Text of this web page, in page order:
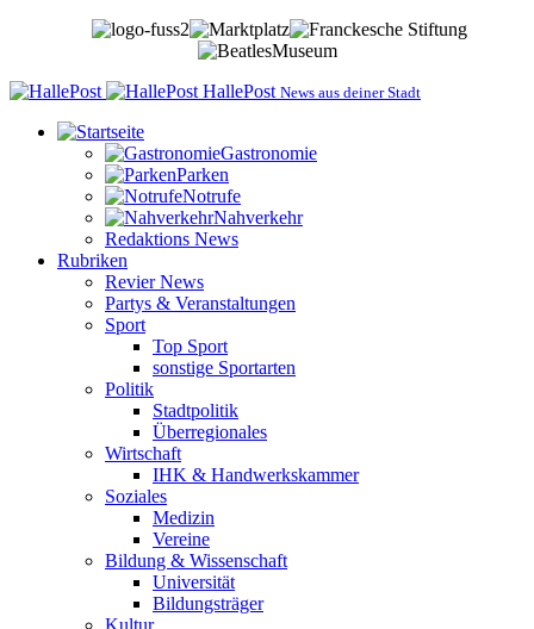
HallePost News aus deiner Stadt
Gastronomie
Parken
Notrufe
Nahverkehr
Redaktions News
Rubriken
Revier News
Partys & Veranstaltungen
Sport
Top Sport
sonstige Sportarten
Politik
Stadtpolitik
Überregionales
Wirtschaft
IHK & Handwerkskammer
Soziales
Medizin
Vereine
Bildung & Wissenschaft
Universität
Bildungsträger
Kultur